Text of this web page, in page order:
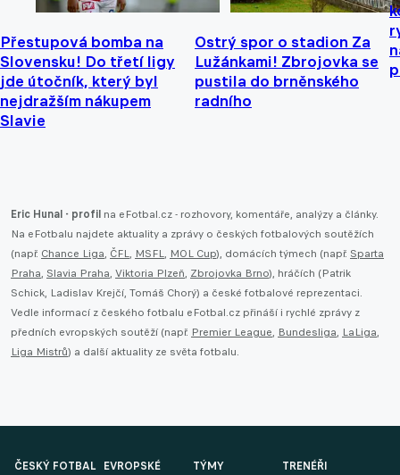
Přestupová bomba na
Slovensku! Do třetí ligy
jde útočník, který byl
nejdražším nákupem
Slavie
Ostrý spor o stadion Za
Lužánkami! Zbrojovka se
pustila do brněnského
radního
Eric Hunal - profil na eFotbal.cz - rozhovory, komentáře, analýzy a články.
Na eFotbalu najdete aktuality a zprávy o českých fotbalových soutěžích
(např. Chance Liga, ČFL, MSFL, MOL Cup), domácích týmech (např. Sparta
Praha, Slavia Praha, Viktoria Plzeň, Zbrojovka Brno), hráčích (Patrik
Schick, Ladislav Krejčí, Tomáš Chorý) a české fotbalové reprezentaci.
Vedle informací z českého fotbalu eFotbal.cz přináší i rychlé zprávy z
předních evropských soutěží (např. Premier League, Bundesliga, LaLiga,
Liga Mistrů) a další aktuality ze světa fotbalu.
ČESKÝ FOTBAL
EVROPSKÉ
TÝMY TRENÉŘI